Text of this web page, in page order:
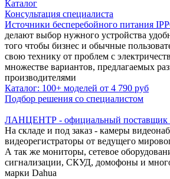
Каталог
Консультация специалиста
Источники бесперебойного питания
делают выбор нужного устройства
того чтобы бизнес и обычные
свою технику от проблем с
множестве вариантов, предлагаемых
производителями
Каталог: 100+ моделей от 4 790 руб
Подбор решения со специалистом
ЛАНЦЕНТР - официальный поставщик
На складе и под заказ - камеры
видеорегистраторы от ведущего
А так же мониторы, сетевое
сигнализации, СКУД, домофоны и
марки Dahua